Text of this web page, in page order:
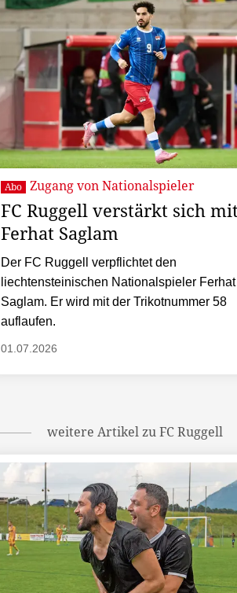
Abo Zugang von Nationalspieler
FC Ruggell verstärkt sich
Ferhat Saglam
Der FC Ruggell verpflichtet den
liechtensteinischen Nationalspieler Ferhat
Saglam. Er wird mit der Trikotnummer 58
auflaufen.
01.07.2026
weitere Artikel zu FC Ruggell